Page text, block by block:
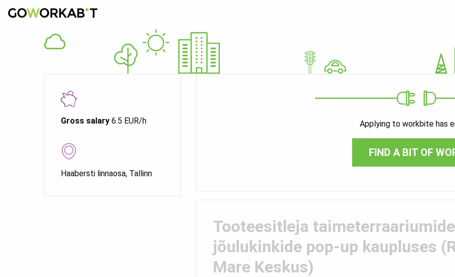
Gross salary 6.5 EUR/h
Haabersti linnaosa, Tallinn
Applying to workbite has
FIND A BIT OF
Tooteesitleja
jõulukinkide pop-up kaupluses
Mare Keskus)